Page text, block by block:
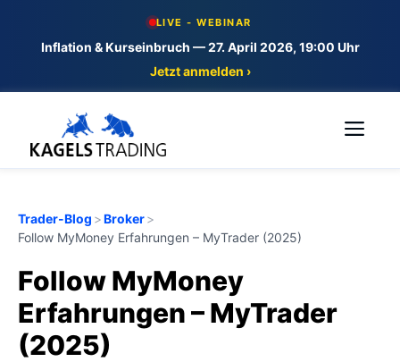
LIVE - WEBINAR
Inflation & Kurseinbruch — 27. April 2026, 19:00 Uhr
Jetzt anmelden ›
Trader-Blog >Broker>
Follow MyMoney Erfahrungen – MyTrader (2025)
Follow MyMoney
Erfahrungen – MyTrader
(2025)